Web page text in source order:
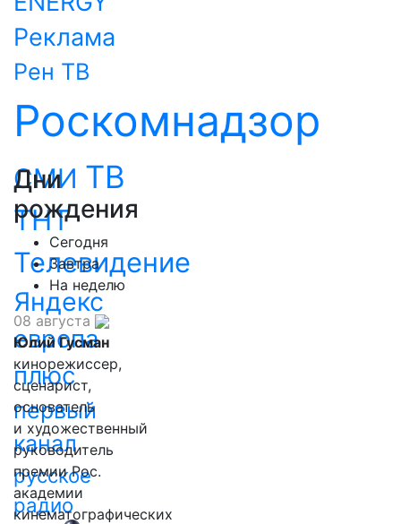
Реклама
Рен ТВ
Роскомнадзор
СМИ ТВ
ТНТ
Телевидение
Яндекс
европа
плюс
первый
канал
русское
радио
Дни
рождения
Сегодня
Завтра
На неделю
08 августа
Юлий Гусман
кинорежиссер,
сценарист,
основатель
и художественный
руководитель
премии Рос.
академии
кинематографических